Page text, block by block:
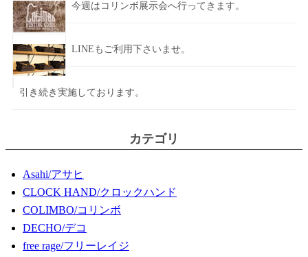
今週はコリンボ展示会へ行ってきます。
LINEもご利用下さいませ。
引き続き実施しております。
カテゴリ
Asahi/アサヒ
CLOCK HAND/クロックハンド
COLIMBO/コリンボ
DECHO/デコ
free rage/フリーレイジ